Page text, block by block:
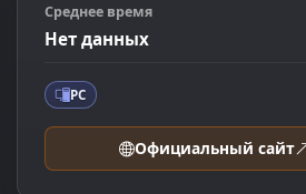
Среднее время
Нет данных
PC
Официальный сайт